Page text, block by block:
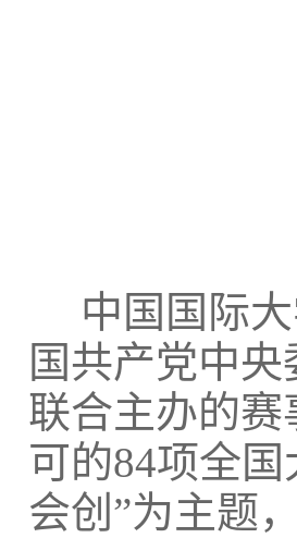
中国国际
国共产党中
联合主办的
可的84项全
会创”为主题